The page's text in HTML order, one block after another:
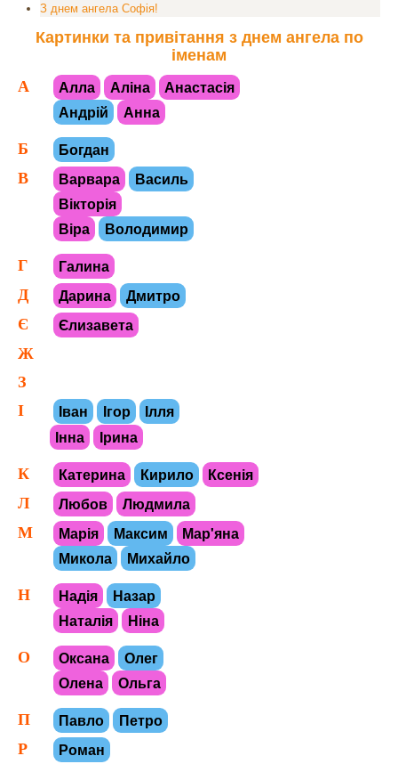
З днем ангела Софія!
Картинки та привітання з днем ангела по
іменам
А
Алла Аліна
Анастасія
Андрій
Анна
Б Богдан
В Варвара
Василь
Вікторія
Віра
Володимир
Г Галина
Д Дарина Дмитро
Є Єлизавета
Ж
З
І
Іван Ігор
Ілля
Інна
Ірина
К Катерина Кирило Ксенія
Л Любов Людмила
М Марія Максим
Мар'яна
Микола
Михайло
Н Надія
Назар
Наталія
Ніна
О Оксана
Олег
Олена
Ольга
П Павло Петро
Р Роман